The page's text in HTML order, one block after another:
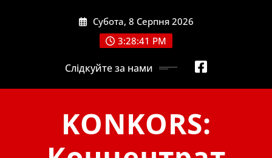
Субота, 8 Серпня 2026
3:28:42 PM
Слідкуйте за нами
KONKORS: